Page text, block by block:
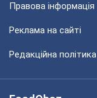
Правова інформація
Реклама на сайті
Редакційна політика